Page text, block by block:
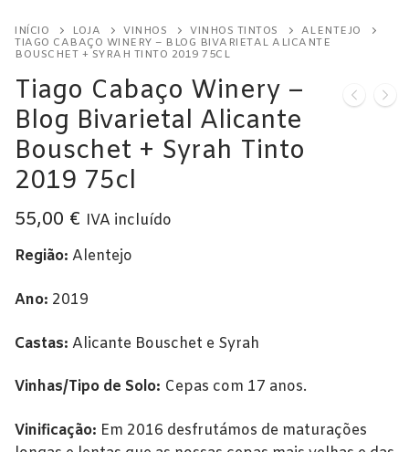
Beira Interior
Bairrada
Dão
Douro
Lisboa
Tejo
Vinho Verde
Vinhos Tintos
INÍCIO LOJA VINHOS VINHOS TINTOS
ALENTEJO
TIAGO CABAÇO WINERY – BLOG BIVARIETAL ALICANTE
BOUSCHET + SYRAH TINTO 2019 75CL
Tiago Cabaço Winery –
Blog Bivarietal Alicante
Bouschet + Syrah Tinto
2019 75cl
55,00 € IVA incluído
Região: Alentejo
Ano: 2019
Castas: Alicante Bouschet e Syrah
Vinhas/Tipo de Solo: Cepas com 17 anos.
Vinificação: Em 2016 desfrutámos de maturações